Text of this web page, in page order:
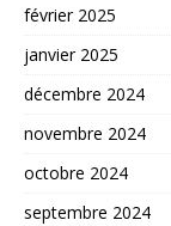
février 2025
janvier 2025
décembre 2024
novembre 2024
octobre 2024
septembre 2024